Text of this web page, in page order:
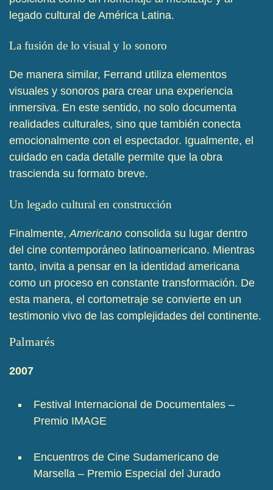
legado cultural de América Latina.
La fusión de lo visual y lo sonoro
De manera similar, Ferrand utiliza elementos
visuales y sonoros para crear una experiencia
inmersiva. En este sentido, no solo documenta
realidades culturales, sino que también conecta
emocionalmente con el espectador. Igualmente, el
cuidado en cada detalle permite que la obra
trascienda su formato breve.
Un legado cultural en construcción
Finalmente, Americano consolida su lugar dentro
del cine contemporáneo latinoamericano. Mientras
tanto, invita a pensar en la identidad americana
como un proceso en constante transformación. De
esta manera, el cortometraje se convierte en un
testimonio vivo de las complejidades del continente.
Palmarés
2007
Festival Internacional de Documentales –
Premio IMAGE
Encuentros de Cine Sudamericano de
Marsella – Premio Especial del Jurado